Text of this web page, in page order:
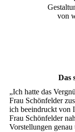
von
Das
„Ich hatte das
Frau Schönfelder
ich beeindruckt von
Frau Schönfelder
Vorstellungen genau